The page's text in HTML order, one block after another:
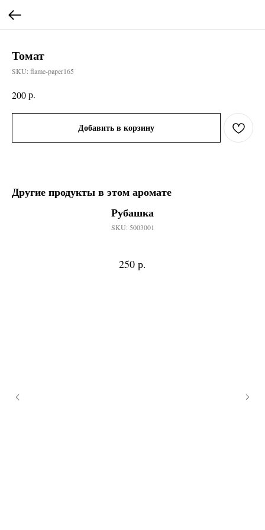
Томат
SKU: flame-paper165
200р.
Добавить в корзину
Другие продукты в этом аромате
Рубашка
SKU: 5003001
250 р.